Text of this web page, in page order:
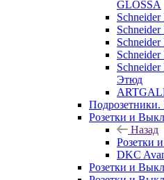
GLOSSA
Этюд
Подрозетники.
Розетки и
Назад
Розетки
DKC
Розетки и